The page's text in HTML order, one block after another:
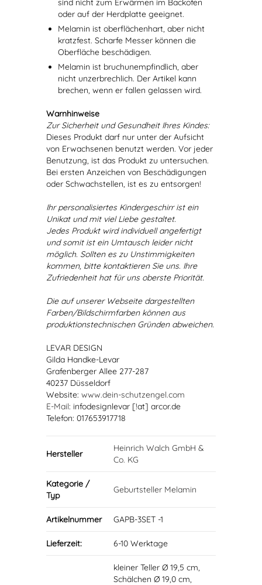
sind nicht zum Erwärmen im Backofen
oder auf der Herdplatte geeignet.
Melamin ist oberflächenhart, aber nicht
kratzfest. Scharfe Messer können die
Oberfläche beschädigen.
Melamin ist bruchunempfindlich, aber
nicht unzerbrechlich. Der Artikel kann
brechen, wenn er fallen gelassen wird.
Warnhinweise
Zur Sicherheit und Gesundheit Ihres Kindes:
Dieses Produkt darf nur unter der Aufsicht
von Erwachsenen benutzt werden. Vor jeder
Benutzung, ist das Produkt zu untersuchen.
Bei ersten Anzeichen von Beschädigungen
oder Schwachstellen, ist es zu entsorgen!
Ihr personalisiertes Kindergeschirr ist ein
Unikat und mit viel Liebe gestaltet.
Jedes Produkt wird individuell angefertigt
und somit ist ein Umtausch leider nicht
möglich. Sollten es zu Unstimmigkeiten
kommen, bitte kontaktieren Sie uns. Ihre
Zufriedenheit hat für uns oberste Priorität.
Die auf unserer Webseite dargestellten
Farben/Bildschirmfarben können aus
produktionstechnischen Gründen abweichen.
LEVAR DESIGN
Gilda Handke-Levar
Grafenberger Allee 277-287
40237 Düsseldorf
Website: www.dein-schutzengel.com
E-Mail: infodesignlevar [!at] arcor.de
Telefon: 017653917718
Hersteller
Heinrich Walch GmbH &
Co. KG
Kategorie /
Typ
Geburtsteller Melamin
Artikelnummer GAPB-3SET -1
Lieferzeit: 6-10 Werktage
kleiner Teller Ø 19,5 cm,
Schälchen Ø 19,0 cm,